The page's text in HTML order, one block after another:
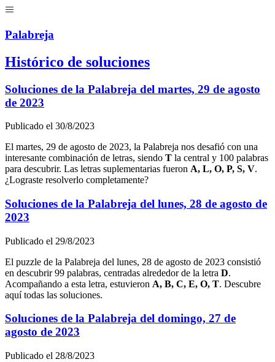
Palabreja
Histórico de soluciones
Soluciones de la Palabreja del martes, 29 de agosto
de 2023
Publicado el 30/8/2023
El martes, 29 de agosto de 2023, la Palabreja nos desafió con una
interesante combinación de letras, siendo T la central y 100 palabras
para descubrir. Las letras suplementarias fueron A, L, O, P, S, V.
¿Lograste resolverlo completamente?
Soluciones de la Palabreja del lunes, 28 de agosto de
2023
Publicado el 29/8/2023
El puzzle de la Palabreja del lunes, 28 de agosto de 2023 consistió
en descubrir 99 palabras, centradas alrededor de la letra D.
Acompañando a esta letra, estuvieron A, B, C, E, O, T. Descubre
aquí todas las soluciones.
Soluciones de la Palabreja del domingo, 27 de
agosto de 2023
Publicado el 28/8/2023